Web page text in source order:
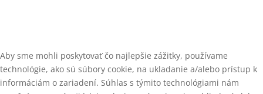
Aby sme mohli poskytovať čo najlepšie zážitky, používame
technológie, ako sú súbory cookie, na ukladanie a/alebo prístup k
informáciám o zariadení. Súhlas s týmito technológiami nám